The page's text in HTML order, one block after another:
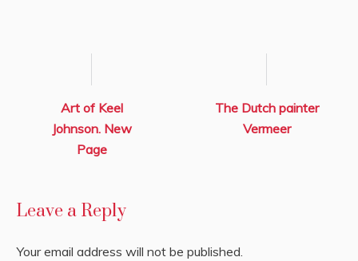
Art of Keel
Johnson. New
Page
The Dutch painter
Vermeer
Leave a Reply
Your email address will not be published.